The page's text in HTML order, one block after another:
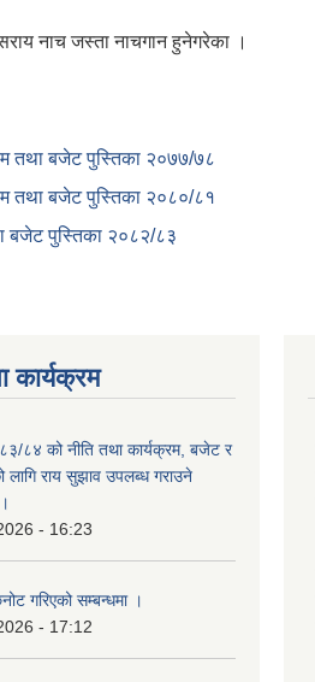
नाच जस्ता नाचगान हुनेगरेका ।
तथा बजेट पुस्तिका २०७७/७८
तथा बजेट पुस्तिका २०८०/८१
बजेट पुस्तिका २०८२/८३
कार्यक्रम
८४ को नीति तथा कार्यक्रम, बजेट र
लागि राय सुझाव उपलब्ध गराउने
- 16:23
गरिएको सम्बन्धमा ।
- 17:12